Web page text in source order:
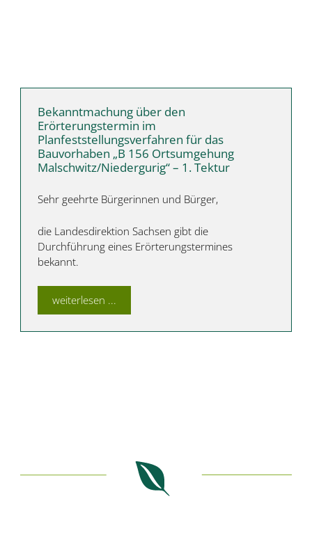
Bekanntmachung über den
Erörterungstermin im
Planfeststellungsverfahren für das
Bauvorhaben „B 156 Ortsumgehung
Malschwitz/Niedergurig“ – 1. Tektur
Sehr geehrte Bürgerinnen und Bürger,
die Landesdirektion Sachsen gibt die
Durchführung eines Erörterungstermines
bekannt.
weiterlesen ...